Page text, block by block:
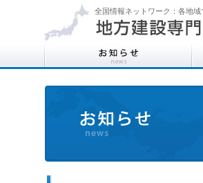
全国情報ネットワーク：各地